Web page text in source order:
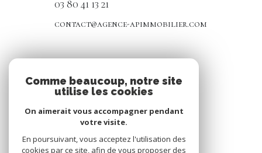
03 80 41 13 21
contact@agence-apimmobilier.com
Nous suivre
Comme beaucoup, notre site
utilise les cookies
On aimerait vous accompagner pendant
votre visite.
En poursuivant, vous acceptez l'utilisation des
cookies par ce site, afin de vous proposer des